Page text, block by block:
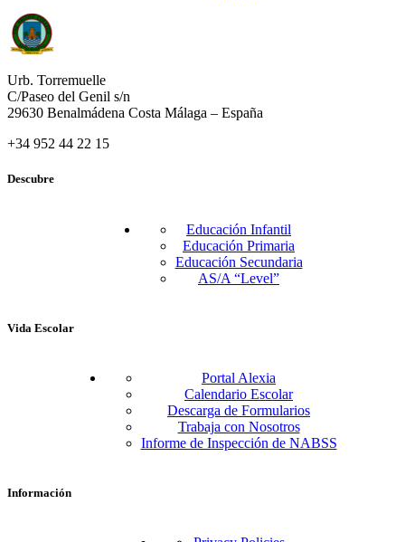
Urb. Torremuelle
C/Paseo del Genil s/n
29630 Benalmádena Costa Málaga – España
+34 952 44 22 15
Descubre
Educación Infantil
Educación Primaria
Educación Secundaria
AS/A “Level”
Vida Escolar
Portal Alexia
Calendario Escolar
Descarga de Formularios
Trabaja con Nosotros
Informe de Inspección de NABSS
Información